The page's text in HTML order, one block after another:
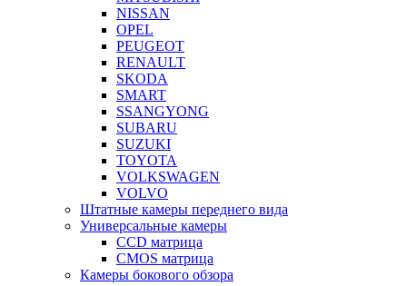
NISSAN
OPEL
PEUGEOT
RENAULT
SKODA
SMART
SSANGYONG
SUBARU
SUZUKI
TOYOTA
VOLKSWAGEN
VOLVO
Штатные камеры переднего вида
Универсальные камеры
CCD матрица
CMOS матрица
Камеры бокового обзора